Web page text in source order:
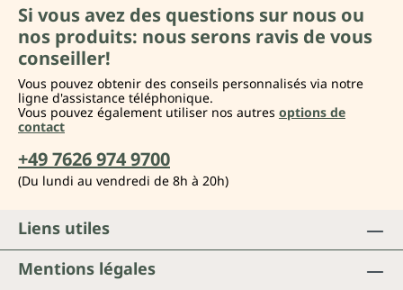
Si vous avez des questions sur nous ou
nos produits: nous serons ravis de vous
conseiller!
Vous pouvez obtenir des conseils personnalisés via notre
ligne d'assistance téléphonique.
Vous pouvez également utiliser nos autres options de
contact
+49 7626 974 9700
(Du lundi au vendredi de 8h à 20h)
Liens utiles
Mentions légales